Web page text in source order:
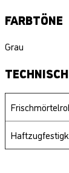
FARBTÖNE
Grau